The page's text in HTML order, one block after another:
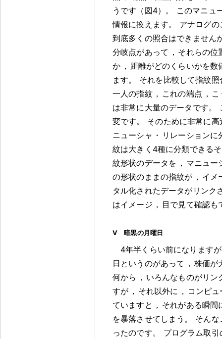
うです（図4） 。
このマニュ
情報に換えます。
アナログ
到底多くの照合はできません
分岐点があって ， それらの位
か ， 距離がどのくらいかを
ます。
それを比較して指紋
一人の指紋 ， これの端点 ，
は非常に大量のデータです。
変です。
そのために非常に
ニューシャ ・ リレーションに
紋は大きく4種に分類できる
紋形状のデータを ， マニュー
の形状のままの指紋が ， イメ
タル化されたデータがリンク
はイメージ ， 目で見て確認も
V 暗黒の月曜日
4年半くらい前になりますが
日というのがあって ， 株価が
何から ， いろんなものがリン
すが ， それ以外に ， コンピ
ていますと ， それがある瞬間
を暴落させてしまう 。
そんな
ったのです。
プログラム取